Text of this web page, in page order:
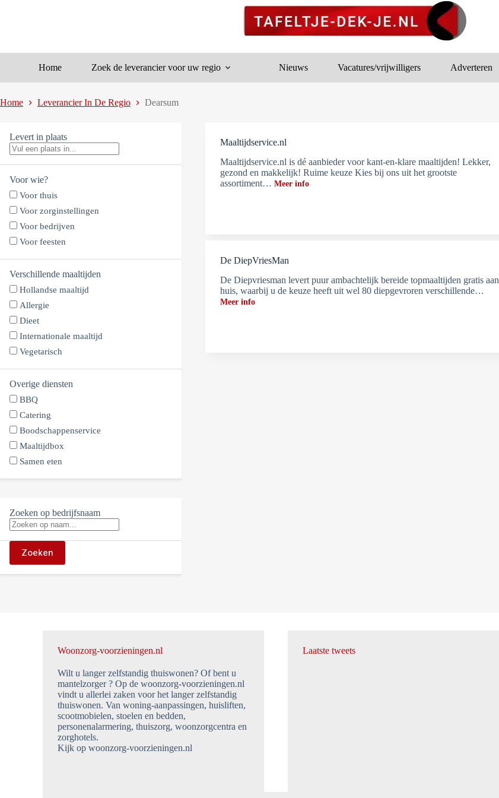
Home Zoek de leverancier voor uw regio Nieuws Vacatures/vrijwilligers Adverteren
Home Leverancier In De Regio Dearsum
Levert in plaats
Voor wie?
Voor thuis
Voor zorginstellingen
Voor bedrijven
Voor feesten
Verschillende maaltijden
Hollandse maaltijd
Allergie
Dieet
Internationale maaltijd
Vegetarisch
Overige diensten
BBQ
Catering
Boodschappenservice
Maaltijdbox
Samen eten
Zoeken op bedrijfsnaam
Zoeken
Maaltijdservice.nl
Maaltijdservice.nl is dé aanbieder voor kant-en-klare maaltijden! Lekker,
gezond en makkelijk! Ruime keuze Kies bij ons uit het grootste
assortiment… Meer info
De DiepVriesMan
De Diepvriesman levert puur ambachtelijk bereide topmaaltijden gratis aan
huis, waarbij u de keuze heeft uit wel 80 diepgevroren verschillende…
Meer info
Woonzorg-voorzieningen.nl
Wilt u langer zelfstandig thuiswonen? Of bent u
mantelzorger ? Op de woonzorg-voorzieningen.nl
vindt u allerlei zaken voor het langer zelfstandig
thuiswonen. Van woning-aanpassingen, huisliften,
scootmobielen, stoelen en bedden,
personenalarmering, thuiszorg, woonzorgcentra en
zorghotels.
Kijk op woonzorg-voorzieningen.nl
Laatste tweets